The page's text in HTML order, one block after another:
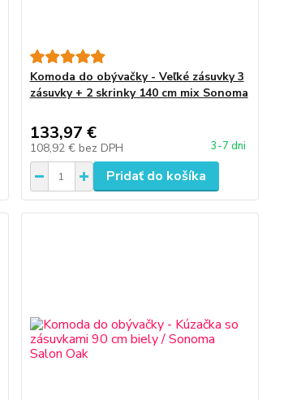
Komoda do obývačky - Veľké zásuvky 3
zásuvky + 2 skrinky 140 cm mix Sonoma
133,97 €
108,92 € bez DPH 3-7 dni
Pridať do košíka